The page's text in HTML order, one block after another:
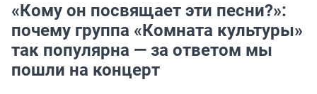
«Кому он посвящает эти песни?»:
почему группа «Комната культуры»
так популярна — за ответом мы
пошли на концерт